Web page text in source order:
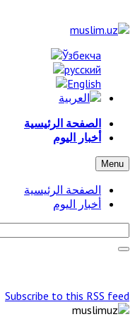
الصفحة الرئيسية
أخبار اليوم
Menu
الصفحة الرئيسية
أخبار اليوم
Subscribe to this RSS feed